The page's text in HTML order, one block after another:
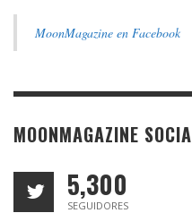
MoonMagazine en Facebook
MOONMAGAZINE
5,300
SEGUIDORES